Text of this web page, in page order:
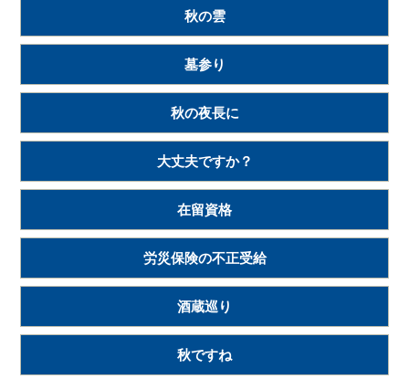
秋の雲
墓参り
秋の夜長に
大丈夫ですか？
在留資格
労災保険の不正受給
酒蔵巡り
秋ですね